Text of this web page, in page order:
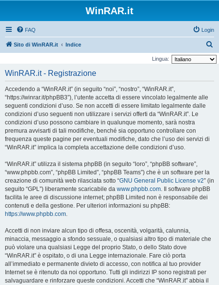
WinRAR.it
FAQ Login
Sito di WinRAR.it Indice
e
Lingua:
WinRAR.it - Registrazione
Accedendo a “WinRAR.it” (in seguito “noi”, “nostro”, “WinRAR.it”,
“https://winrar.it/phpBB3”), l’utente accetta di essere vincolato legalmente alle
seguenti condizioni d’uso. Se non accetti di essere limitato legalmente dalle
condizioni d’uso seguenti non utilizzare i servizi offerti da “WinRAR.it”. Le
condizioni d’uso possono cambiare in qualunque momento, sarà nostra
premura avvisarti di tali modifiche, benché sia opportuno controllare con
frequenza queste pagine per eventuali modifiche, dato che l’uso dei servizi di
“WinRAR.it” implica la completa accettazione delle condizioni d’uso.
“WinRAR.it” utilizza il sistema phpBB (in seguito “loro”, “phpBB software”,
“www.phpbb.com”, “phpBB Limited”, “phpBB Teams”) che è un software per la
creazione di comunità web rilasciata sotto “GNU General Public License v2” (in
seguito “GPL”) liberamente scaricabile da www.phpbb.com. Il software phpBB
facilita le aree di discussione internet; phpBB Limited non è responsabile dei
contenuti e della gestione. Per ulteriori informazioni su phpBB:
https://www.phpbb.com.
Accetti di non inviare alcun tipo di offesa, oscenità, volgarità, calunnia,
minaccia, messaggio a sfondo sessuale, o qualsiasi altro tipo di materiale che
può violare una qualsiasi Legge del proprio Stato, o dello Stato dove
“WinRAR.it” è ospitato, o di una Legge internazionale. Fare ciò porta
all’immediato e permanente divieto di accesso, con notifica al tuo provider
Internet se è ritenuto da noi opportuno. Tutti gli indirizzi IP sono registrati per
salvaguardare e rinforzare queste condizioni. Accetti che “WinRAR.it” abbia il